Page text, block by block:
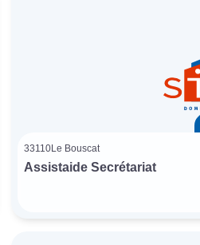
33110Le Bouscat
Assistaide Secrétariat